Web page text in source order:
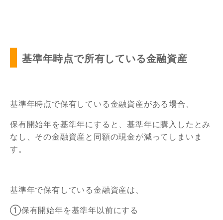
基準年時点で所有している金融資産
基準年時点で保有している金融資産がある場合、
保有開始年を基準年にすると、基準年に購入したとみ
なし、その金融資産と同額の現金が減ってしまいま
す。
基準年で保有している金融資産は、
①保有開始年を基準年以前にする